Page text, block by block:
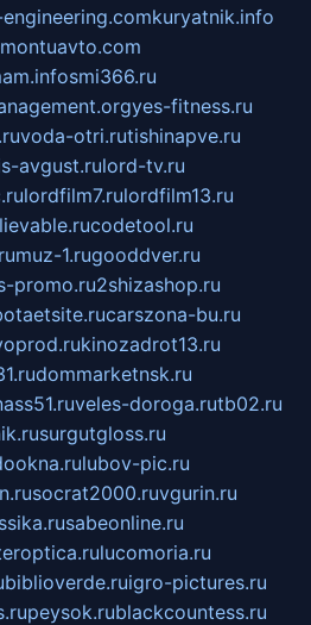
kuryatnik.info
smi366.ru
yes-fitness.ru
voda-otri.rutishinapve.ru
avgust.rulord-tv.ru
lordfilm7.rulordfilm13.ru
codetool.ru
muz-1.rugooddver.ru
promo.ru2shizashop.ru
carszona-bu.ru
kinozadrot13.ru
dommarketnsk.ru
veles-doroga.rutb02.ru
surgutgloss.ru
lubov-pic.ru
socrat2000.ruvgurin.ru
sabeonline.ru
lucomoria.ru
biblioverde.ruigro-pictures.ru
peysok.rublackcountess.ru